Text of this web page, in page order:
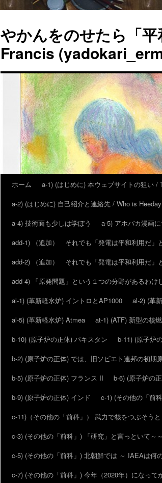
やかんをのせたら「
Francis
ホーム
a-1) (はじめに) 本ウェブサイトの狙い
a-2) (はじめに) 自己紹介と連絡先 / Who is
a-4) 技術面も少しは学ぼう
a-5) アホバカ漫画
add-1) （追加） それでも「発電は平和利用だ」
add-2) （追加） それでも「発電は平和利用だ」
add-4) 「原発問題」という１つの分野があるわけ
al-1) (革新軽水炉) イントロとAP1000
al-2) (革
al-5) (革新軽水炉) Atmea
at-1) (ATF) 新型の核
b-10) (原子炉の正体) パキスタン
b-11) (原子炉
b-2) (原子炉の正体) では、旧ソビエト連邦の初期
b-5) (原子炉の正体) フランス II
b-6) (原子炉の
b-9) (原子炉の正体) インド
c-1) (その他の「前
c-11)（その他の「前科」） 武力で核をつぶそうと
c-3) (その他の「前科」) 「研究」と言っといて～
c-5) (その他の「前科」) 北朝鮮では ～ IAEAは何
c-7) (その他の「前科」) 今年（2020年）になって